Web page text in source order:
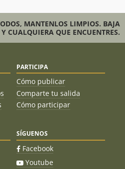
MANTENLOS LIMPIOS. BAJA
CUALQUIERA QUE ENCUENTRES.
PARTICIPA
Cómo publicar
Comparte tu salida
Cómo participar
SÍGUENOS
Facebook
Youtube